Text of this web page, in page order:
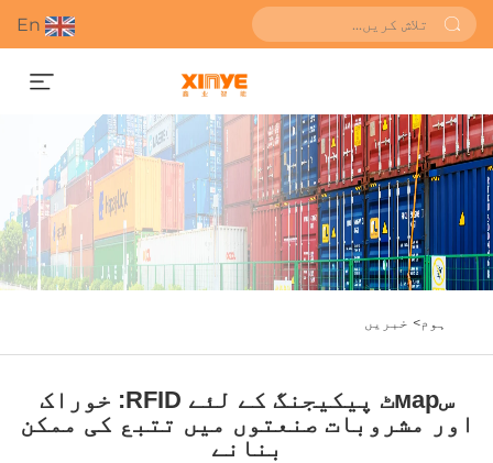
En
قیمت کا اندازہ حاصل کریں
ہوم> خبریں
سмарٹ پیکیجنگ کے لئے RFID: خوراک
اور مشروبات صنعتوں میں تتبع کی ممکن
بنانے